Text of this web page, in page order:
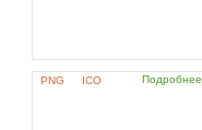
PNG ICO Подробнее